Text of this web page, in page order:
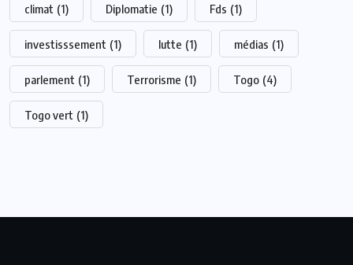
climat (1) Diplomatie (1) Fds (1)
investisssement (1) lutte (1) médias (1)
parlement (1) Terrorisme (1) Togo (4)
Togo vert (1)